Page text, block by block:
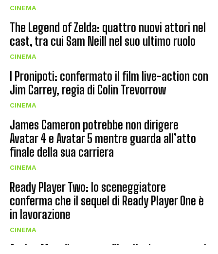
CINEMA
The Legend of Zelda: quattro nuovi attori nel
cast, tra cui Sam Neill nel suo ultimo ruolo
CINEMA
I Pronipoti: confermato il film live-action con
Jim Carrey, regia di Colin Trevorrow
CINEMA
James Cameron potrebbe non dirigere
Avatar 4 e Avatar 5 mentre guarda all’atto
finale della sua carriera
CINEMA
Ready Player Two: lo sceneggiatore
conferma che il sequel di Ready Player One è
in lavorazione
CINEMA
Action Man diventa un film: Hasbro punta sul